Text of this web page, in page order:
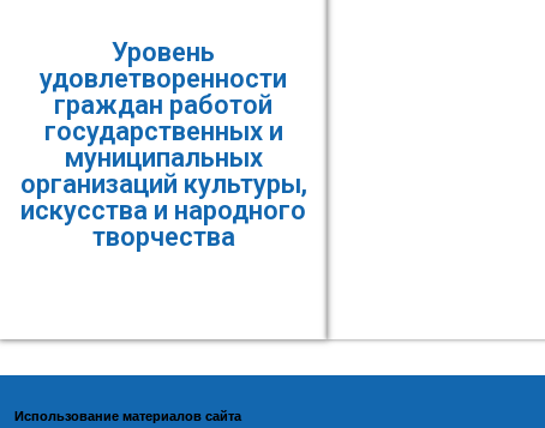
Уровень
удовлетворенности
граждан работой
государственных и
муниципальных
организаций культуры,
искусства и народного
творчества
Использование материалов сайта